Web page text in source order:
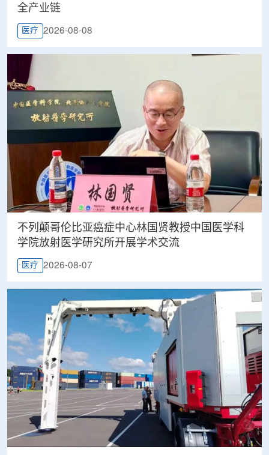
全产业链
医疗 2026-08-08
不列颠哥伦比亚癌症中心林国贤教授中国医学科
学院放射医学研究所开展学术交流
医疗 2026-08-07